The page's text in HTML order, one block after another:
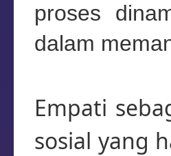
proses
dalam
Empati
sosial yang